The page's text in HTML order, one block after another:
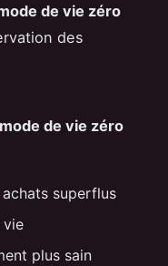
de vie zéro
des
mode de vie zéro
superflus
vie
plus sain